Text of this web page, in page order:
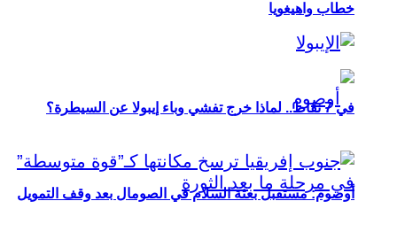
خطاب واهيغويا
أوصوم: مستقبل بعثة السلام في الصومال بعد وقف التمويل
في 7 نقاط.. لماذا خرج تفشي وباء إيبولا عن السيطرة؟